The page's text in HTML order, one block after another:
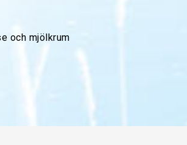
och mjölkrum